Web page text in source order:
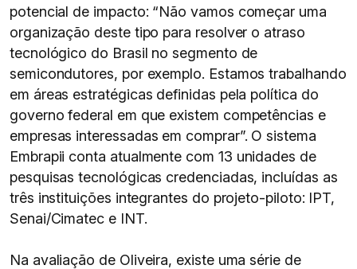
potencial de impacto: “Não vamos começar uma
organização deste tipo para resolver o atraso
tecnológico do Brasil no segmento de
semicondutores, por exemplo. Estamos trabalhando
em áreas estratégicas definidas pela política do
governo federal em que existem competências e
empresas interessadas em comprar”. O sistema
Embrapii conta atualmente com 13 unidades de
pesquisas tecnológicas credenciadas, incluídas as
três instituições integrantes do projeto-piloto: IPT,
Senai/Cimatec e INT.
Na avaliação de Oliveira, existe uma série de